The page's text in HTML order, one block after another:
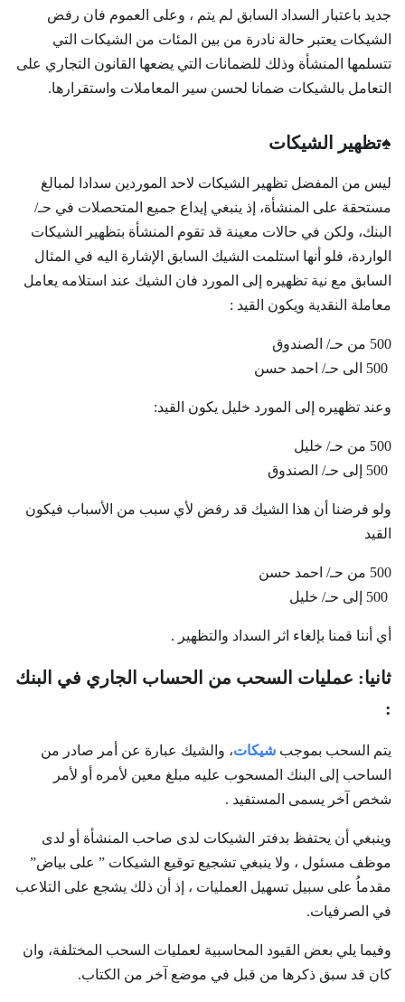
جديد باعتبار السداد السابق لم يتم ، وعلى العموم فان رفض
الشيكات يعتبر حالة نادرة من بين المئات من الشيكات التي
تتسلمها المنشأة وذلك للضمانات التي يضعها القانون التجاري على
التعامل بالشيكات ضمانا لحسن سير المعاملات واستقرارها.
♠تظهير الشيكات
ليس من المفضل تظهير الشيكات لاحد الموردين سدادا لمبالغ
مستحقة على المنشأة، إذ ينبغي إيداع جميع المتحصلات في حـ/
البنك، ولكن في حالات معينة قد تقوم المنشأة بتظهير الشيكات
الواردة، فلو أنها استلمت الشيك السابق الإشارة اليه في المثال
السابق مع نية تظهيره إلى المورد فان الشيك عند استلامه يعامل
معاملة النقدية ويكون القيد :
500 من حـ/ الصندوق
وعند تظهيره إلى المورد خليل يكون القيد:
500 من حـ/ خليل
ولو فرضنا أن هذا الشيك قد رفض لأي سبب من الأسباب فيكون
القيد
500 من حـ/ احمد حسن
أي أننا قمنا بإلغاء اثر السداد والتظهير .
ثانيا: عمليات السحب من الحساب الجاري في البنك
:
يتم السحب بموجب شيكات، والشيك عبارة عن أمر صادر من
الساحب إلى البنك المسحوب عليه مبلغ معين لأمره أو لأمر
شخص آخر يسمى المستفيد .
وينبغي أن يحتفظ بدفتر الشيكات لدى صاحب المنشأة أو لدى
موظف مسئول ، ولا ينبغي تشجيع توقيع الشيكات ” على بياض”
مقدماُ على سبيل تسهيل العمليات ، إذ أن ذلك يشجع على التلاعب
في الصرفيات.
وفيما يلي بعض القيود المحاسبية لعمليات السحب المختلفة، وان
كان قد سبق ذكرها من قبل في موضع آخر من الكتاب.